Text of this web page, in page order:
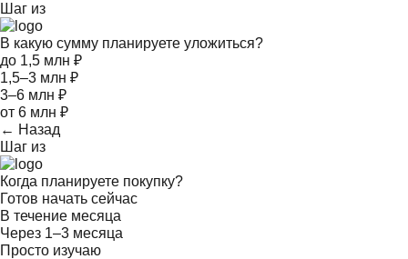
Шаг из
В какую сумму планируете уложиться?
до 1,5 млн ₽
1,5–3 млн ₽
3–6 млн ₽
от 6 млн ₽
← Назад
Шаг из
Когда планируете покупку?
Готов начать сейчас
В течение месяца
Через 1–3 месяца
Просто изучаю